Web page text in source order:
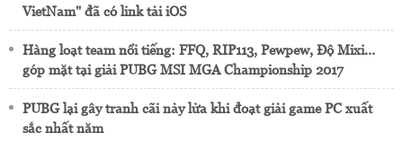
VietNam" đã có link tải iOS
Hàng loạt team nổi tiếng: FFQ, RIP113, Pewpew, Độ Mixi...
góp mặt tại giải PUBG MSI MGA Championship 2017
PUBG lại gây tranh cãi nảy lửa khi đoạt giải game PC xuất
sắc nhất năm